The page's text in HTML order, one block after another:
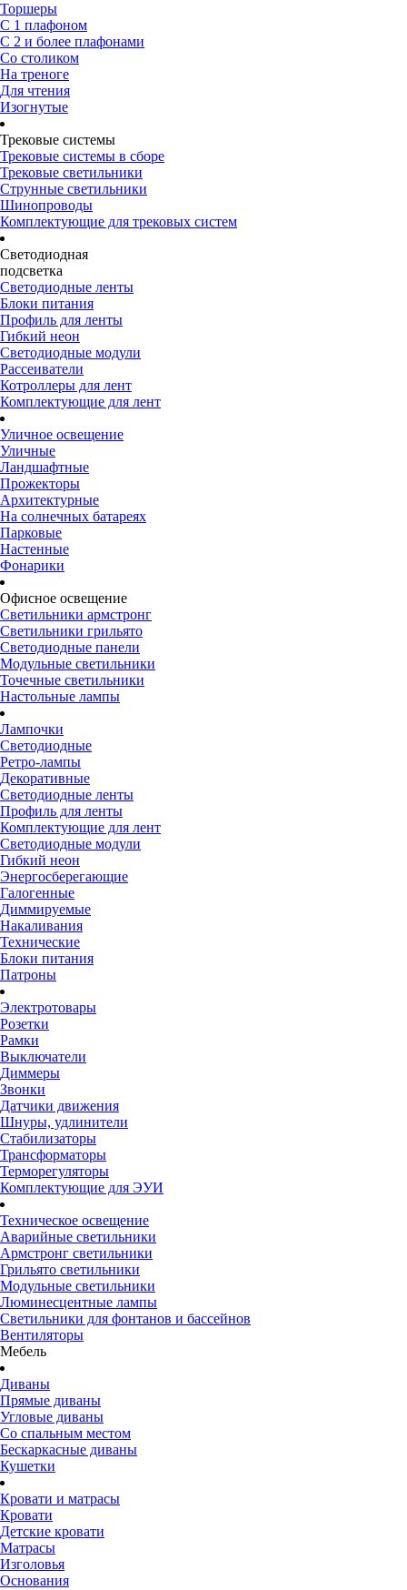
Торшеры
С 1 плафоном
С 2 и более плафонами
Со столиком
На треноге
Для чтения
Изогнутые
Трековые системы
Трековые системы в сборе
Трековые светильники
Струнные светильники
Шинопроводы
Комплектующие для трековых систем
Светодиодная
подсветка
Светодиодные ленты
Блоки питания
Профиль для ленты
Гибкий неон
Светодиодные модули
Рассеиватели
Котроллеры для лент
Комплектующие для лент
Уличное освещение
Уличные
Ландшафтные
Прожекторы
Архитектурные
На солнечных батареях
Парковые
Настенные
Фонарики
Офисное освещение
Светильники армстронг
Светильники грильято
Светодиодные панели
Модульные светильники
Точечные светильники
Настольные лампы
Лампочки
Светодиодные
Ретро-лампы
Декоративные
Светодиодные ленты
Профиль для ленты
Комплектующие для лент
Светодиодные модули
Гибкий неон
Энергосберегающие
Галогенные
Диммируемые
Накаливания
Технические
Блоки питания
Патроны
Электротовары
Розетки
Рамки
Выключатели
Диммеры
Звонки
Датчики движения
Шнуры, удлинители
Стабилизаторы
Трансформаторы
Терморегуляторы
Комплектующие для ЭУИ
Техническое освещение
Аварийные светильники
Армстронг светильники
Грильято светильники
Модульные светильники
Люминесцентные лампы
Светильники для фонтанов и бассейнов
Вентиляторы
Мебель
Диваны
Прямые диваны
Угловые диваны
Со спальным местом
Бескаркасные диваны
Кушетки
Кровати и матрасы
Кровати
Детские кровати
Матрасы
Изголовья
Основания